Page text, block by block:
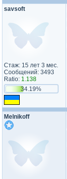
savsoft
Стаж: 15 лет 3 мес.
Сообщений: 3493
Ratio: 1.138
34.19%
Melnikoff